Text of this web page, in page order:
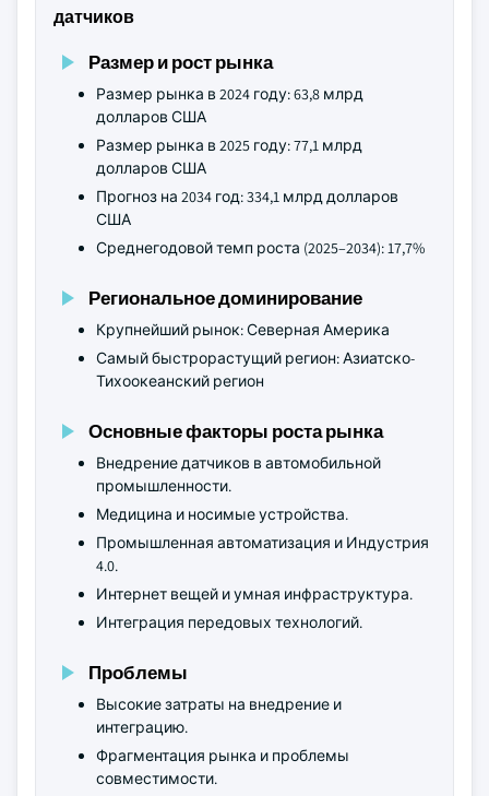
датчиков
Размер и рост рынка
Размер рынка в 2024 году: 63,8 млрд
долларов США
Размер рынка в 2025 году: 77,1 млрд
долларов США
Прогноз на 2034 год: 334,1 млрд долларов
США
Среднегодовой темп роста (2025–2034): 17,7%
Региональное доминирование
Крупнейший рынок: Северная Америка
Самый быстрорастущий регион: Азиатско-
Тихоокеанский регион
Основные факторы роста рынка
Внедрение датчиков в автомобильной
промышленности.
Медицина и носимые устройства.
Промышленная автоматизация и Индустрия
4.0.
Интернет вещей и умная инфраструктура.
Интеграция передовых технологий.
Проблемы
Высокие затраты на внедрение и
интеграцию.
Фрагментация рынка и проблемы
совместимости.